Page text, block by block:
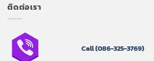
ติดต่อเรา
Call(086-325-3769)